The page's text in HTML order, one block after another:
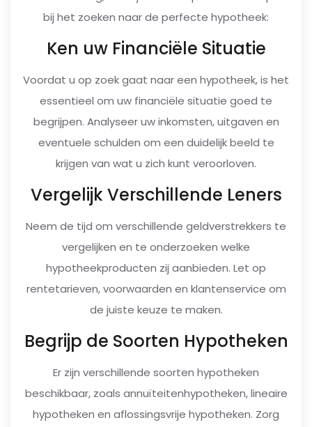
bij het zoeken naar de perfecte hypotheek:
Ken uw Financiële Situatie
Voordat u op zoek gaat naar een hypotheek, is het
essentieel om uw financiële situatie goed te
begrijpen. Analyseer uw inkomsten, uitgaven en
eventuele schulden om een duidelijk beeld te
krijgen van wat u zich kunt veroorloven.
Vergelijk Verschillende Leners
Neem de tijd om verschillende geldverstrekkers te
vergelijken en te onderzoeken welke
hypotheekproducten zij aanbieden. Let op
rentetarieven, voorwaarden en klantenservice om
de juiste keuze te maken.
Begrijp de Soorten Hypotheken
Er zijn verschillende soorten hypotheken
beschikbaar, zoals annuïteitenhypotheken, lineaire
hypotheken en aflossingsvrije hypotheken. Zorg